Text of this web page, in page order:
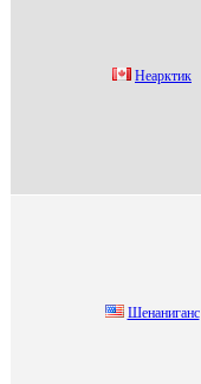
Hеaрктик
Шeнaнигaнc